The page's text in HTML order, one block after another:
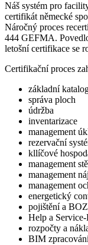
Náš systém pro
certifikát německé
Náročný proces
444 GEFMA.
letošní certifikace se
Certifikační proces
základní
správa ploch
údržba
inventarizace
management
rezervační
kllíčové
management
management
management
energetický
pojištění a
Help a
rozpočty a
BIM